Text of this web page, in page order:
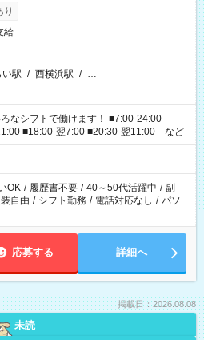
り
給
駅 / 西横浜駅 / …
なシフトで働けます！ ■7:00-24:00
■18:00-翌7:00 ■20:30-翌11:00 など
OK / 履歴書不要 / 40～50代活躍中 / 副
自由 / シフト勤務 / 電話対応なし / パソ
応募する 詳細へ
掲載日：2026.08.08
未読